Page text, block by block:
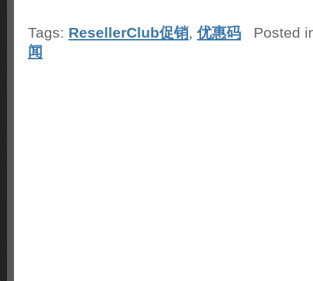
Tags: ResellerClub促销, 优惠码 Posted
闻